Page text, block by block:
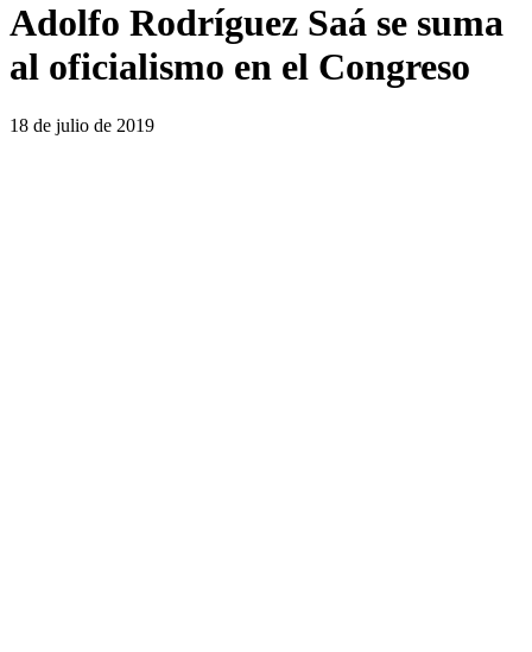
Adolfo Rodríguez Saá se suma
al oficialismo en el Congreso
18 de julio de 2019